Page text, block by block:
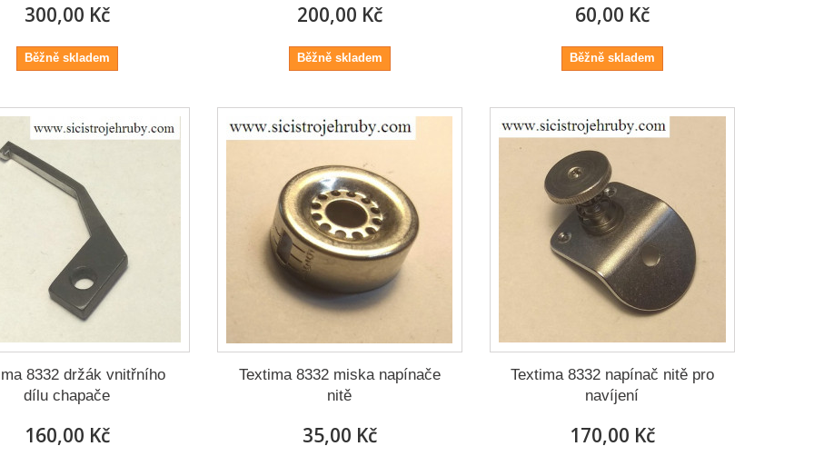
300,00 Kč
Běžně skladem
200,00 Kč
Běžně skladem
60,00 Kč
Běžně skladem
8332 držák vnitřního
dílu chapače
160,00 Kč
Textima 8332 miska napínače
nitě
35,00 Kč
Textima 8332 napínač nitě pro
navíjení
170,00 Kč